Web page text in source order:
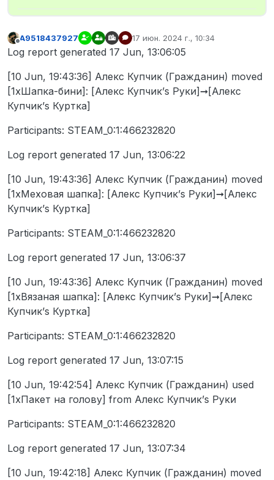
Не в сети
A9518437927 17 июн. 2024 г., 10:34
отредактировано
Log report generated 17 Jun, 13:06:05
[10 Jun, 19:43:36] Алекс Купчик (Гражданин) moved
[1xШапка-бини]: [Алекс Купчик’s Руки]➞[Алекс
Купчик’s Куртка]
Participants: STEAM_0:1:466232820
Log report generated 17 Jun, 13:06:22
[10 Jun, 19:43:36] Алекс Купчик (Гражданин) moved
[1xМеховая шапка]: [Алекс Купчик’s Руки]➞[Алекс
Купчик’s Куртка]
Participants: STEAM_0:1:466232820
Log report generated 17 Jun, 13:06:37
[10 Jun, 19:43:36] Алекс Купчик (Гражданин) moved
[1xВязаная шапка]: [Алекс Купчик’s Руки]➞[Алекс
Купчик’s Куртка]
Participants: STEAM_0:1:466232820
Log report generated 17 Jun, 13:07:15
[10 Jun, 19:42:54] Алекс Купчик (Гражданин) used
[1xПакет на голову] from Алекс Купчик’s Руки
Participants: STEAM_0:1:466232820
Log report generated 17 Jun, 13:07:34
[10 Jun, 19:42:18] Алекс Купчик (Гражданин) moved